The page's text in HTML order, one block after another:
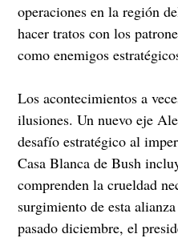
operaciones en la región
hacer tratos con los
como enemigos
Los acontecimientos a
ilusiones. Un nuevo eje
desafío estratégico al
Casa Blanca de Bush
comprenden la crueldad
surgimiento de esta
pasado diciembre, el